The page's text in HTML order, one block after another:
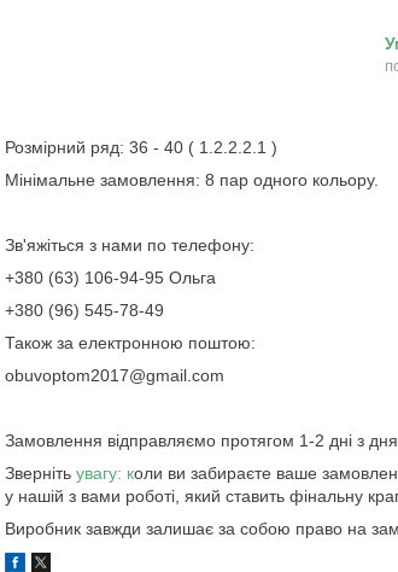
Розмірний ряд: 36 - 40 ( 1.2.2.2.1 )
Мінімальне замовлення: 8 пар одного кольору.
Зв'яжіться з нами по телефону:
+380 (63) 106-94-95 Ольга
+380 (96) 545-78-49
Також за електронною поштою:
obuvoptom2017@gmail.com
Замовлення відправляємо протягом 1-2 дні з
Зверніть увагу: коли ви забираєте ваше
у нашій з вами роботі, який ставить фінальну
Виробник завжди залишає за собою право на